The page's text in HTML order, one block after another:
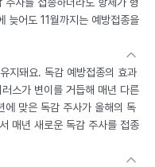
늦어도 11월까지는 예방접종을
지돼요. 독감 예방접종의 효과
스가 변이를 거듭해 매년 다른
에 맞은 독감 주사가 올해의 독
매년 새로운 독감 주사를 접종